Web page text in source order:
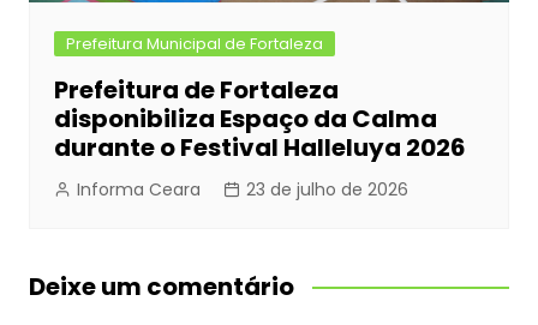
Prefeitura Municipal de Fortaleza
Prefeitura de Fortaleza
disponibiliza Espaço da Calma
durante o Festival Halleluya 2026
Informa Ceara 23 de julho de 2026
Deixe um comentário